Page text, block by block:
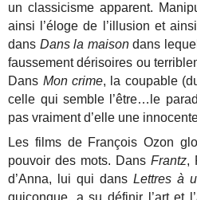
un classicisme apparent.
ainsi l’éloge de l’illusion et
dans Dans la maisondans
faussement dérisoires ou
Dans Mon crime, la coupable
celle qui semble l’être…le
pas vraiment d’elle une
Les films de François Ozon
pouvoir des mots. DansFrantz,
d’Anna, lui qui dansLettres à